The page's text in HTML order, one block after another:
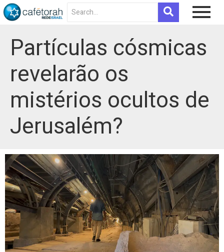
Partículas cósmicas
revelarão os
mistérios ocultos de
Jerusalém?